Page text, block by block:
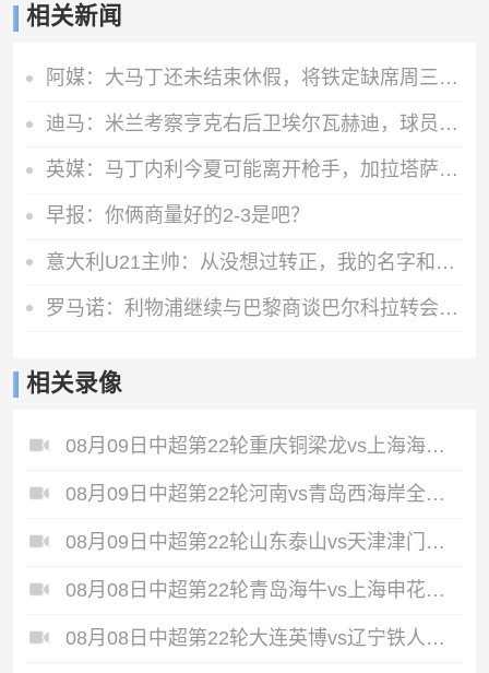
相关新闻
阿媒：大马丁还未结束休假，将铁定缺席周三与巴黎的欧超杯决赛
迪马：米兰考察亨克右后卫埃尔瓦赫迪，球员估价1300万到1500万欧
英媒：马丁内利今夏可能离开枪手，加拉塔萨雷已经向阿森纳问价
早报：你俩商量好的2-3是吧？
意大利U21主帅：从没想过转正，我的名字和齐祖渣叔相比格格不入
罗马诺：利物浦继续与巴黎商谈巴尔科拉转会，但尚未正式报价
相关录像
08月09日中超第22轮重庆铜梁龙vs上海海港全场录像
08月09日中超第22轮河南vs青岛西海岸全场录像
08月09日中超第22轮山东泰山vs天津津门虎全场录像
08月08日中超第22轮青岛海牛vs上海申花全场录像
08月08日中超第22轮大连英博vs辽宁铁人全场录像